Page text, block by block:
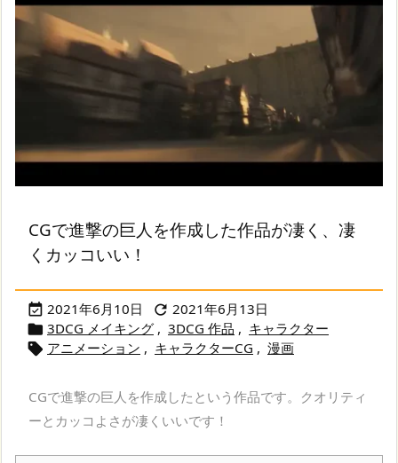
CGで進撃の巨人を作成した作品が凄く、凄
くカッコいい！
 2021年6月10日  2021年6月13日
 3DCG メイキング , 3DCG 作品 , キャラクター
 アニメーション , キャラクターCG , 漫画
CGで進撃の巨人を作成したという作品です。クオリティ
ーとカッコよさが凄くいいです！